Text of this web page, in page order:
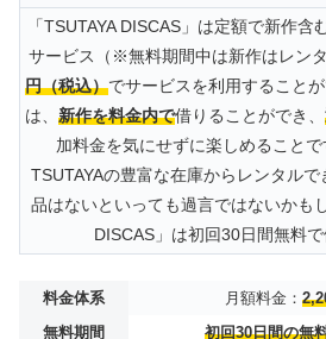
「TSUTAYA DISCAS」は定額で新作
サービス（※無料期間中は新作はレンタ
円（税込）でサービスを利用すること
は、 新作を料金内で借りることができ、
加料金を気にせずに楽しめること
TSUTAYAの豊富な在庫からレンタル
品はないといっても過言ではないかも
DISCAS」は初回30日間無料で
料金体系 月額料金：
無料期間
初回30日間の無